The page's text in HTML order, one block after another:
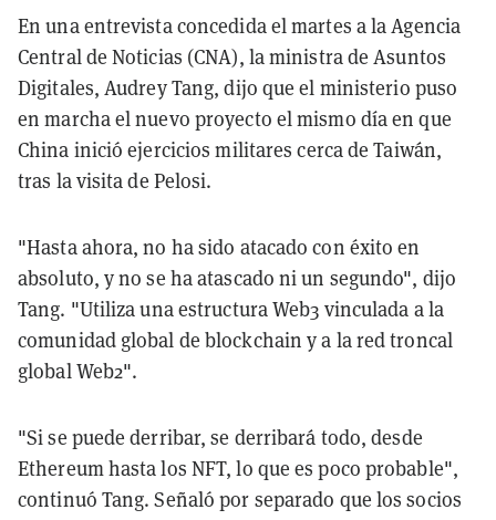
En una entrevista concedida el martes a la Agencia
Central de Noticias (CNA), la ministra de Asuntos
Digitales, Audrey Tang, dijo que el ministerio puso
en marcha el nuevo proyecto el mismo día en que
China inició ejercicios militares cerca de Taiwán,
tras la visita de Pelosi.
"Hasta ahora, no ha sido atacado con éxito en
absoluto, y no se ha atascado ni un segundo", dijo
Tang. "Utiliza una estructura Web3 vinculada a la
comunidad global de blockchain y a la red troncal
global Web2".
"Si se puede derribar, se derribará todo, desde
Ethereum hasta los NFT, lo que es poco probable",
continuó Tang. Señaló por separado que los socios